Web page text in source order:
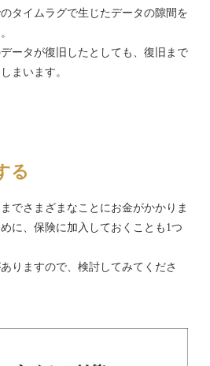
タイムラグで生じたデータの隙間を
ータが復旧したとしても、復旧まで
まいます。
る
でさまざまなことにお金がかかりま
に、保険に加入しておくことも1つ
りますので、検討してみてくださ